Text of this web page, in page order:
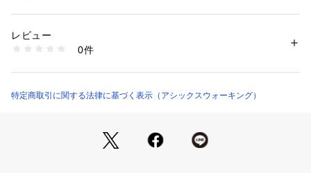
素材：本体＝天然皮革（牛革）　アウターソール＝ゴム底
商品番号：
1231A121-001 （ショップ）
レビュー
0件
特定商取引に関する法律に基づく表示（アシックスウォーキング）